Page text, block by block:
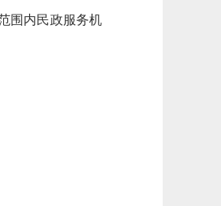
围内民政服务机